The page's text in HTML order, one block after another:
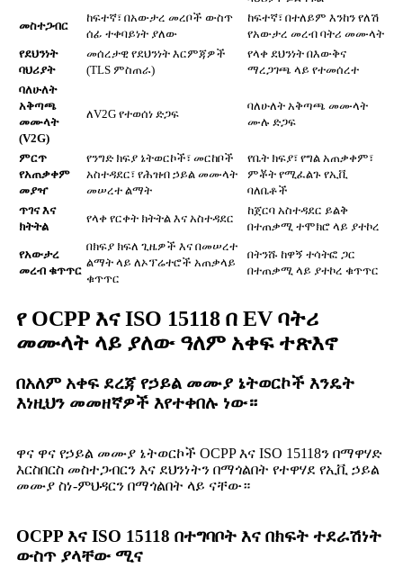
መስተጋብር
ከፍተኛ፣ በአውታረ መረቦች ውስጥ
ሰፊ ተቀባይነት ያለው
ከፍተኛ፣ በተለይም እንከን የለሽ
የአውታረ መረብ ባትሪ መሙላት
የደህንነት
ባህሪያት
መሰረታዊ የደህንነት እርምጃዎች
(TLS ምስጠራ)
የላቀ ደህንነት በእውቅና
ማረጋገጫ ላይ የተመሰረተ
ባለሁለት
አቅጣጫ
መሙላት
(V2G)
ለV2G የተወሰነ ድጋፍ
ባለሁለት አቅጣጫ መሙላት
ሙሉ ድጋፍ
ምርጥ
የአጠቃቀም
መያዣ
የንግድ ክፍያ ኔትወርኮች፣ መርከቦች
አስተዳደር፣ የሕዝብ ኃይል መሙላት
መሠረተ ልማት
የቤት ክፍያ፣ የግል አጠቃቀም፣
ምቾት የሚፈልጉ የኢቪ
ባለቤቶች
ጥገና እና
ክትትል
የላቀ የርቀት ክትትል እና አስተዳደር
ከጀርባ አስተዳደር ይልቅ
በተጠቃሚ ተሞክሮ ላይ ያተኮረ
የአውታረ
መረብ ቁጥጥር
በክፍያ ክፍለ ጊዜዎች እና በመሠረተ
ልማት ላይ ለኦፕሬተሮች አጠቃላይ
ቁጥጥር
በትንሹ ከዋኝ ተሳትፎ ጋር
በተጠቃሚ ላይ ያተኮረ ቁጥጥር
የ OCPP እና ISO 15118 በ EV ባትሪ
መሙላት ላይ ያለው ዓለም አቀፍ ተጽእኖ
በአለም አቀፍ ደረጃ የኃይል መሙያ ኔትወርኮች እንዴት
እነዚህን መመዘኛዎች እየተቀበሉ ነው።
ዋና ዋና የኃይል መሙያ ኔትወርኮች OCPP እና ISO 15118ን በማዋሃድ
እርስበርስ መስተጋብርን እና ደህንነትን በማጎልበት የተዋሃደ የኢቪ ኃይል
መሙያ ስነ-ምህዳርን በማጎልበት ላይ ናቸው።
OCPP እና ISO 15118 በተግባቦት እና በክፍት ተደራሽነት
ውስጥ ያላቸው ሚና